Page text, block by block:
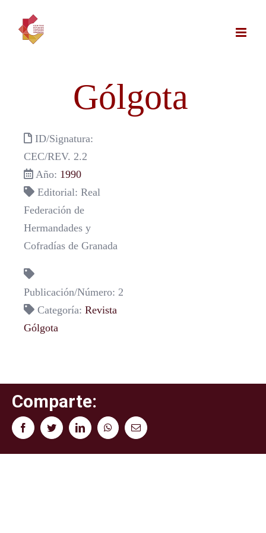
contenido
Gólgota
ID/Signatura:
CEC/REV. 2.2
Año: 1990
Editorial: Real
Federación de
Hermandades y
Cofradías de Granada
Publicación/Número: 2
Categoría: Revista
Gólgota
Comparte:
FacebookTwitterLinkedInWhatsAppCorreo
electrónico